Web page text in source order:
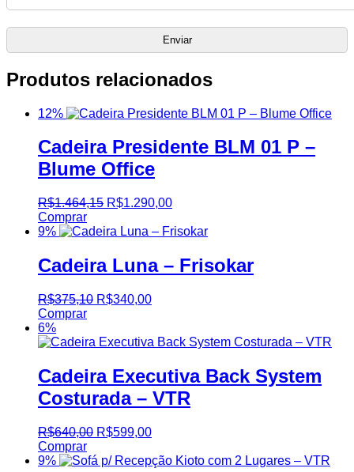
Produtos relacionados
12%
Cadeira Presidente BLM 01 P –
Blume Office
R$1.464,15 R$1.290,00
Comprar
9%
Cadeira Luna – Frisokar
R$375,10 R$340,00
Comprar
6%
Cadeira Executiva Back System
Costurada – VTR
R$640,00 R$599,00
Comprar
9%